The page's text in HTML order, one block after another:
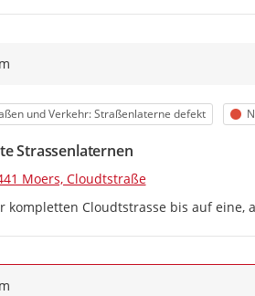
und Verkehr: Straßenlaterne defekt
Strassenlaternen
Moers, Cloudtstraße
kompletten Cloudtstrasse bis auf eine,